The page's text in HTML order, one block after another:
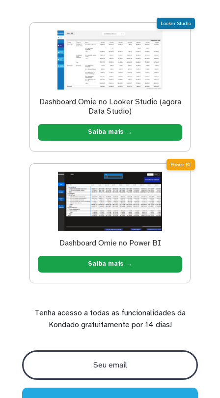
Looker Studio
Dashboard Omie no Looker Studio (agora
Data Studio)
Saiba mais →
Power BI
Dashboard Omie no Power BI
Saiba mais →
Tenha acesso a todas as funcionalidades da
Kondado gratuitamente por 14 dias!